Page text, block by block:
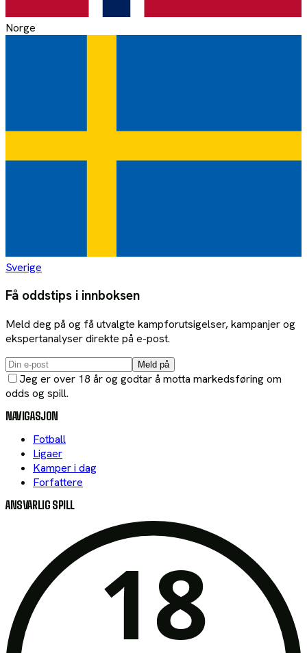
Norge
Sverige
Få oddstips i innboksen
Meld deg på og få utvalgte kampforutsigelser, kampanjer og
ekspertanalyser direkte på e-post.
Meld på
Jeg er over 18 år og godtar å motta markedsføring om
odds og spill.
NAVIGASJON
Fotball
Ligaer
Kamper i dag
Forfattere
ANSVARLIG SPILL
18